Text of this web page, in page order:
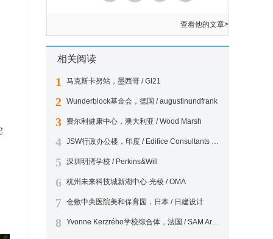
查看他的文章>
相关阅读
1 马克斯卡努站，墨西哥 / GI21
2 Wunderblock基金会，德国 / augustinundfrank
3 费尔利健康中心，澳大利亚 / Wood Marsh
4 JSW行政办公楼，印度 / Edifice Consultants Pvt. Ltd
5 深圳明湾学校 / Perkins&Will
6 杭州未来科技城新湖中心·光棱 / OMA
7 仓敷中央医院美和保育园，日本 / 日建设计
8 Yvonne Kerzrého学校综合体，法国 / SAM Architecture